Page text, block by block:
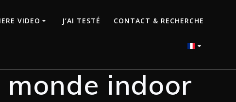
VIDEO J’AI TESTÉ CONTACT & RECHERCHE
indoor